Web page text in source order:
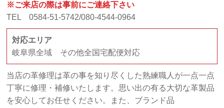
※ご来店の際は事前にご連絡下さい
TEL 0584-51-5742/080-4544-0964
対応エリア
岐阜県全域 その他全国宅配便対応
当店の革修理は革の事を知り尽くした熟練職人が一点一点
丁寧に修理・補修いたします。思い出の有る大切な革製品
を安心してお任せください。また、ブランド品